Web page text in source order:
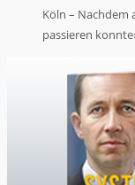
Köln – Nachdem
passieren